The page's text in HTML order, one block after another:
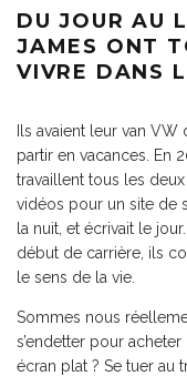
DU JOUR AU
JAMES ONT
VIVRE DANS
Ils avaient leur van VW
partir en vacances. En
travaillent tous les
vidéos pour un site de
la nuit, et écrivait le
début de carrière, ils
le sens de la vie.
Sommes nous
s’endetter pour
écran plat ? Se tuer au